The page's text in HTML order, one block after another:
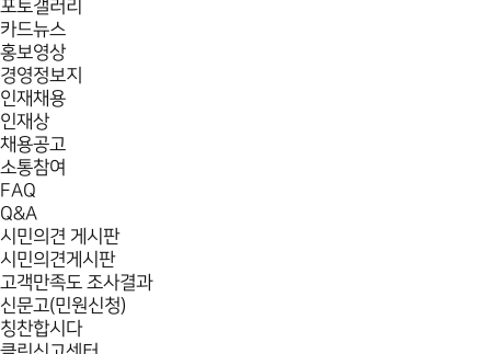
포토갤러리
카드뉴스
홍보영상
경영정보지
인재채용
인재상
채용공고
소통참여
FAQ
Q&A
시민의견 게시판
시민의견게시판
고객만족도 조사결과
신문고(민원신청)
칭찬합시다